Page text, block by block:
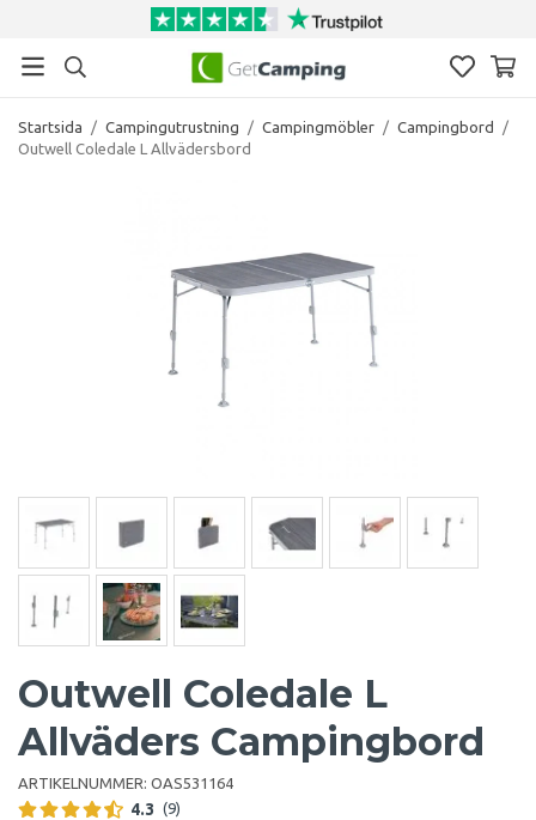
Startsida / Campingutrustning / Campingmöbler / Campingbord
/
Outwell Coledale L Allvädersbord
Outwell Coledale L
Allväders Campingbord
ARTIKELNUMMER: OAS531164
4.3 (9)